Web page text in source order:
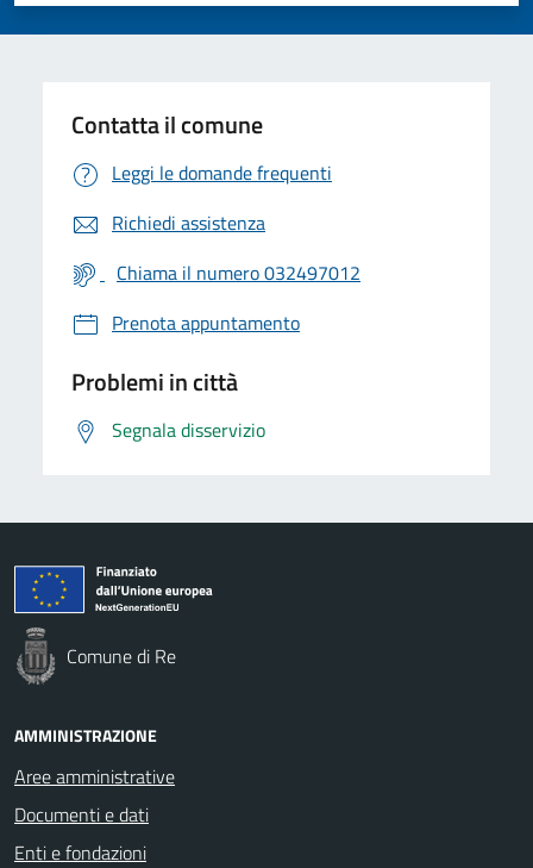
Contatta il comune
Leggi le domande frequenti
Richiedi assistenza
Chiama il numero 032497012
Prenota appuntamento
Problemi in città
Segnala disservizio
Comune di Re
AMMINISTRAZIONE
Aree amministrative
Documenti e dati
Enti e fondazioni